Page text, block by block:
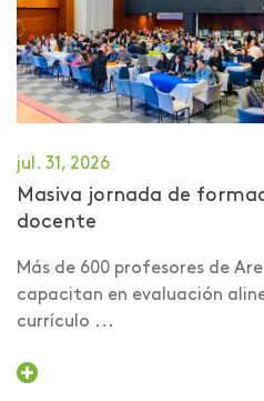
jul. 31, 2026
Masiva jornada de
docente
Más de 600 profesores de
capacitan en evaluación
currículo ...